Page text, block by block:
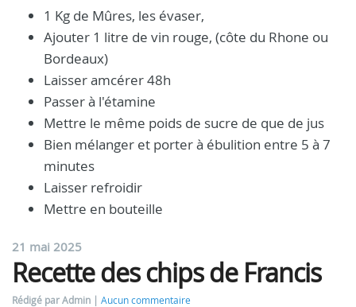
1 Kg de Mûres, les évaser,
Ajouter 1 litre de vin rouge, (côte du Rhone ou
Bordeaux)
Laisser amcérer 48h
Passer à l'étamine
Mettre le même poids de sucre de que de jus
Bien mélanger et porter à ébulition entre 5 à 7
minutes
Laisser refroidir
Mettre en bouteille
21 mai 2025
Recette des chips de Francis
Rédigé par Admin
Aucun commentaire